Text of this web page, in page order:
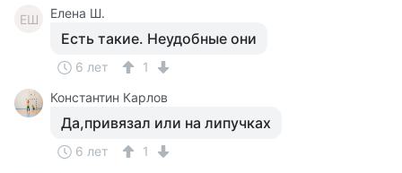
ЕШ Елена Ш.
Есть такие. Неудобные они
6 лет
1
Константин Карлов
Да,привязал или на липучках
6 лет 1